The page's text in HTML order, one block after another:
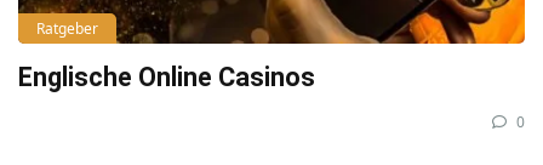
Ratgeber
Englische Online Casinos
0